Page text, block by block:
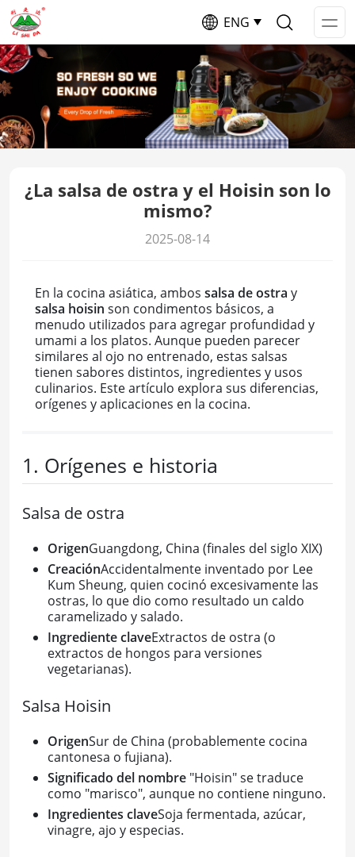
ENG
¿La salsa de ostra y el Hoisin son lo
mismo?
2025-08-14
En la cocina asiática, ambos salsa de ostra y
salsa hoisin son condimentos básicos, a
menudo utilizados para agregar profundidad y
umami a los platos. Aunque pueden parecer
similares al ojo no entrenado, estas salsas
tienen sabores distintos, ingredientes y usos
culinarios. Este artículo explora sus diferencias,
orígenes y aplicaciones en la cocina.
1. Orígenes e historia
Salsa de ostra
OrigenGuangdong, China (finales del siglo XIX)
CreaciónAccidentalmente inventado por Lee
Kum Sheung, quien cocinó excesivamente las
ostras, lo que dio como resultado un caldo
caramelizado y salado.
Ingrediente claveExtractos de ostra (o
extractos de hongos para versiones
vegetarianas).
Salsa Hoisin
OrigenSur de China (probablemente cocina
cantonesa o fujiana).
Significado del nombre "Hoisin" se traduce
como "marisco", aunque no contiene ninguno.
Ingredientes claveSoja fermentada, azúcar,
vinagre, ajo y especias.